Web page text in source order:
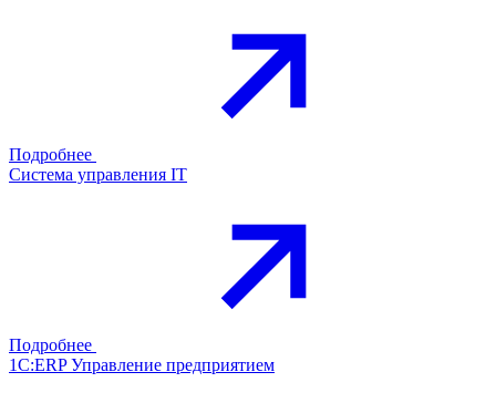
Подробнее
Система управления IT
Подробнее
1С:ERP Управление предприятием